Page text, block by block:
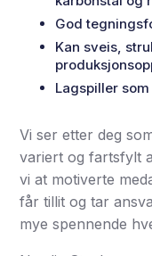
God
Kan sveis,
Lagspiller
Vi ser etter deg
variert og fartsfylt
vi at motiverte
får tillit og tar
mye spennende